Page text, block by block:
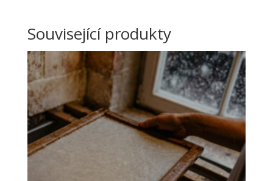
Související produkty